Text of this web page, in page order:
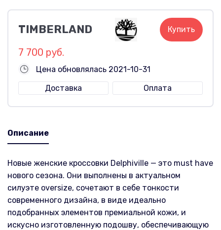
TIMBERLAND Купить
7 700 руб.
Цена обновлялась 2021-10-31
Доставка
Оплата
Описание
Новые женские кроссовки Delphiville — это must have
нового сезона. Они выполнены в актуальном
силуэте oversize, сочетают в себе тонкости
современного дизайна, в виде идеально
подобранных элементов премиальной кожи, и
искусно изготовленную подошву, обеспечивающую